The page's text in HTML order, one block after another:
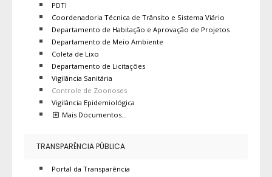
PDTI
Coordenadoria Técnica de Trânsito e Sistema Viário
Departamento de Habitação e Aprovação de Projetos
Departamento de Meio Ambiente
Coleta de Lixo
Departamento de Licitações
Vigilância Sanitária
Controle de Zoonoses
Vigilância Epidemiológica
Mais Documentos…
TRANSPARÊNCIA PÚBLICA
Portal da Transparência